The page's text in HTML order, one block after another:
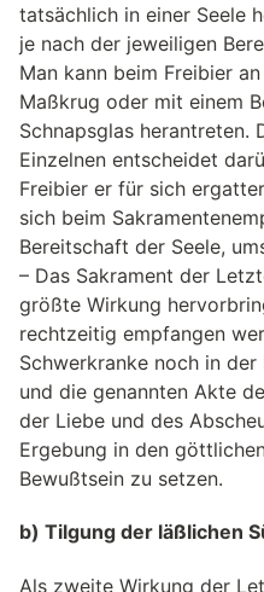
tatsächlich in einer Seele
je nach der jeweiligen
Man kann beim Freibier
Maßkrug oder mit einem
Schnapsglas herantreten.
Einzelnen entscheidet
Freibier er für sich
sich beim
Bereitschaft der Seele,
– Das Sakrament der
größte Wirkung
rechtzeitig empfangen
Schwerkranke noch in
und die genannten Akte
der Liebe und des
Ergebung in den
Bewußtsein zu setzen.
b) Tilgung der läßlichen
Als zweite Wirkung der